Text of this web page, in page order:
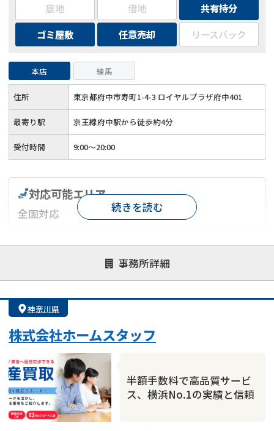
底地 借地
共有持分
ゴミ屋敷
任意売却 リースバック
本店 練馬
住所 東京都府中市寿町1-4-3 ロイヤルプラザ府中401
最寄り駅 京王線府中駅から徒歩約4分
受付時間 9:00～20:00
事務所詳細
対応可能エリア
全国対応
対応が親身 オンライン面談可能
レスポンスが早い
1億円以上の買取可
続きを読む
神奈川県
株式会社ホームスタッフ
半額手数料で高品質サービ
ス、横浜No.1の実績と信頼